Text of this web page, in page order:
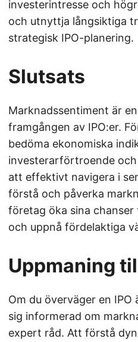
investerintresse och
och utnyttja långsiktiga
strategisk IPO-planering.
Slutsats
Marknadssentiment är
framgången av IPO:er.
bedöma ekonomiska
investerarförtroende
att effektivt navigera i
förstå och påverka
företag öka sina chanser
och uppnå fördelaktiga
Uppmaning
Om du överväger en
sig informerad om
expert råd. Att förstå